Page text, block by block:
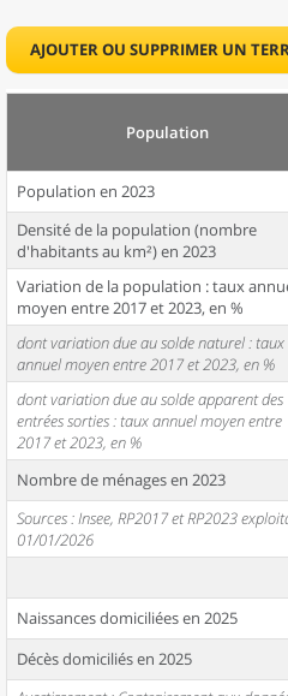
AJOUTER OU SUPPRIMER UN
Population
Population en 2023
Densité de la population (nombre
d'habitants au km²) en 2023
Variation de la population : taux
moyen entre 2017 et 2023, en %
dont variation due au solde naturel : taux
annuel moyen entre 2017 et 2023, en %
dont variation due au solde apparent des
entrées sorties : taux annuel moyen entre
2017 et 2023, en %
Nombre de ménages en 2023
Sources : Insee, RP2017 et RP2023
01/01/2026
Naissances domiciliées en 2025
Décès domiciliés en 2025